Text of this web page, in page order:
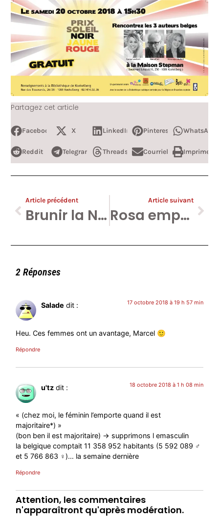
Partagez cet article
Facebook X LinkedIn Pinterest WhatsApp
Reddit Telegram Threads Courriel Imprimer
Article précédent
Brunir la N-VA, c’est blanchir l’extrême droite. Exemples avec Peter Sweden et Schild en Vrienden.
Article suivant
Rosa emporte le prix Soleil Noir Jaune Rouge 2018
2 Réponses
Salade dit : 17 octobre 2018 à 19 h 57 min
Heu. Ces femmes ont un avantage, Marcel 🙂
Répondre
u'tz dit : 18 octobre 2018 à 1 h 08 min
« (chez moi, le féminin l’emporte quand il est
majoritaire*) »
(bon ben il est majoritaire) -> supprimons l emasculin
la belgique comptait 11 358 952 habitants (5 592 089 ♂
et 5 766 863 ♀)… la semaine dernière
Répondre
Attention, les commentaires
n'apparaîtront qu'après modération.